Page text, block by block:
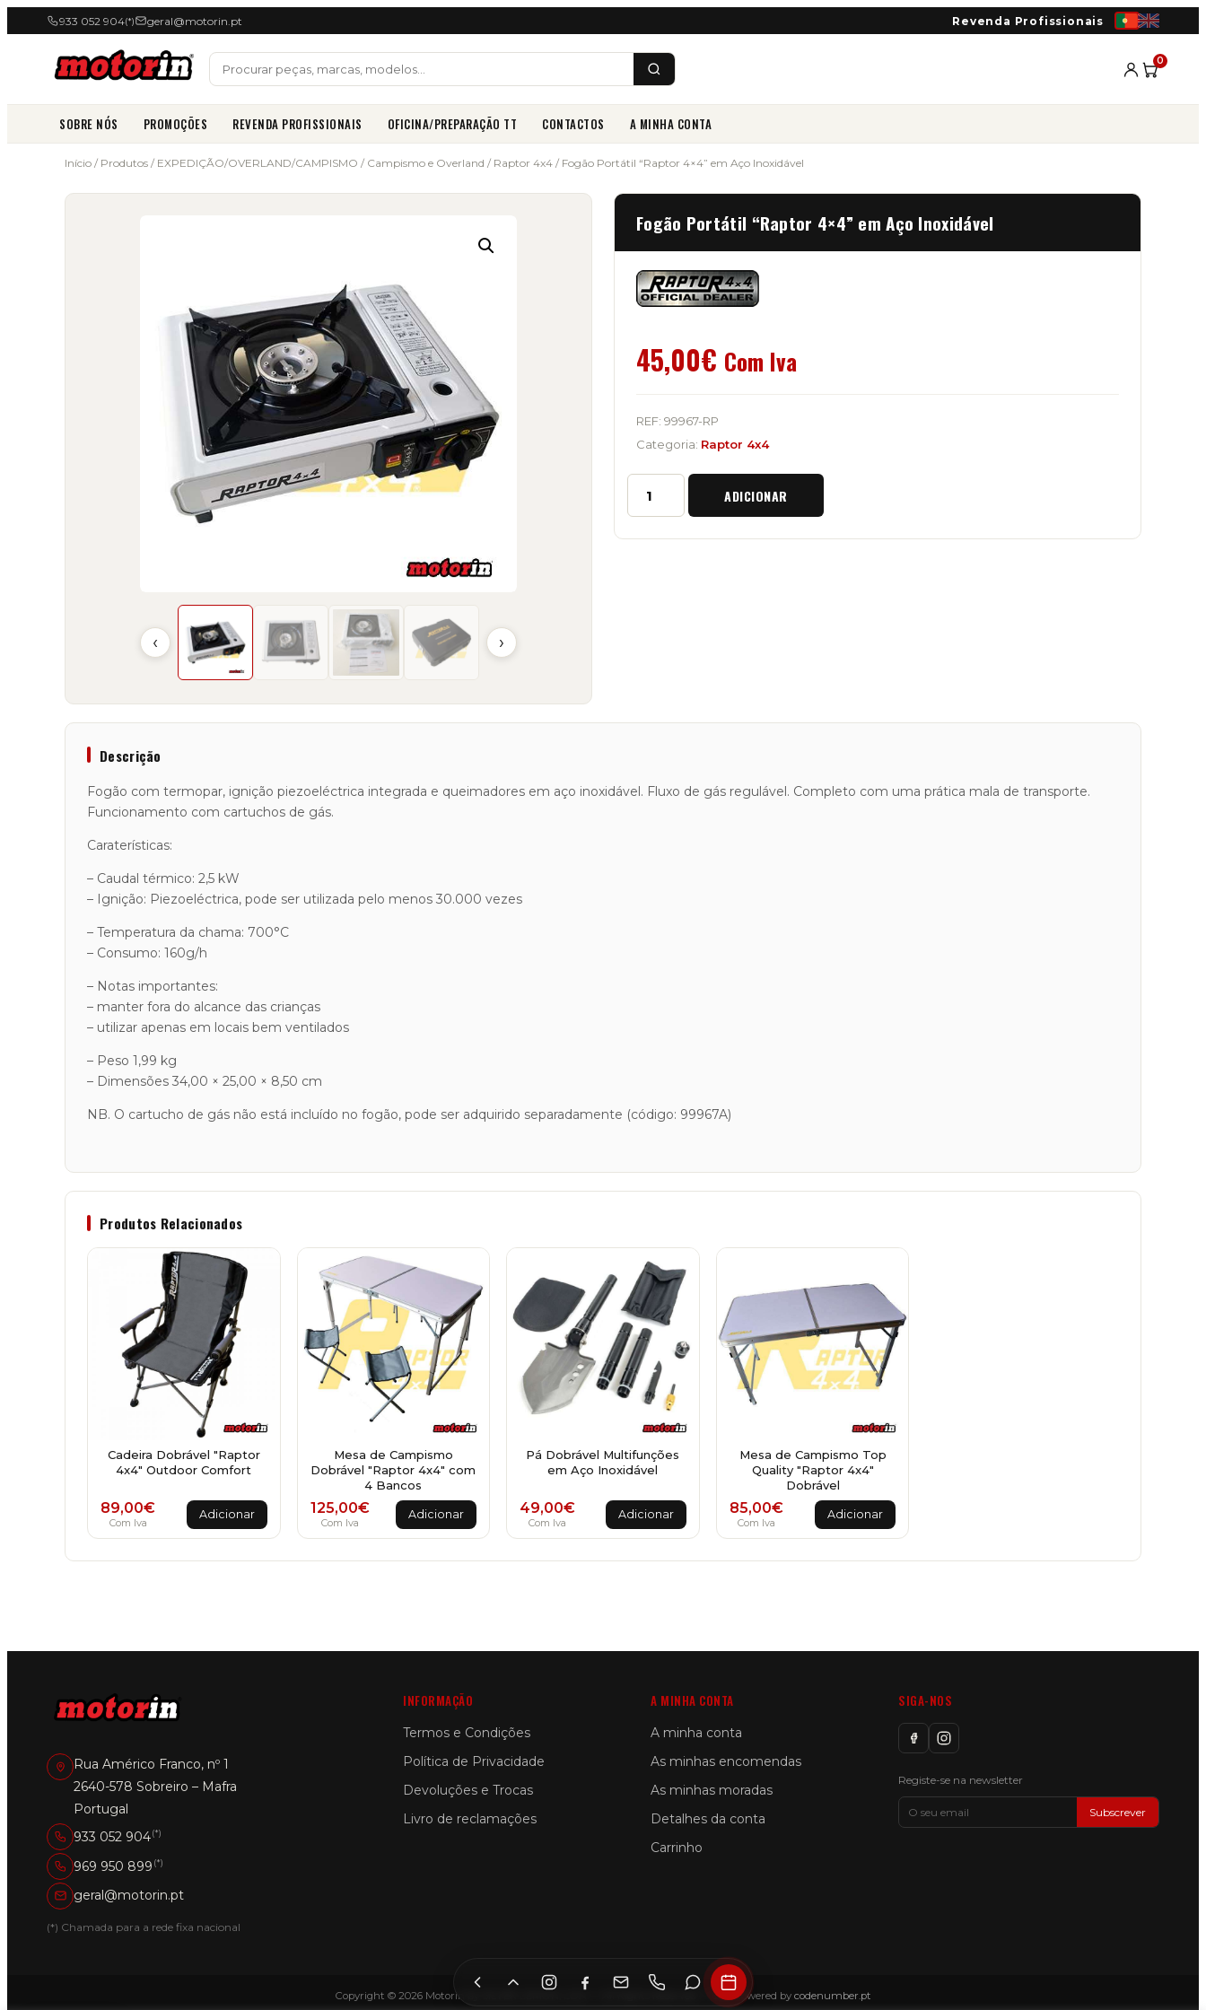
933 052 904(*) geral@motorin.pt Revenda Profissionais
0
SOBRE NÓS PROMOÇÕES REVENDA PROFISSIONAIS OFICINA/PREPARAÇÃO TT CONTACTOS A MINHA CONTA
Início / Produtos / EXPEDIÇÃO/OVERLAND/CAMPISMO / Campismo e Overland / Raptor 4x4 / Fogão Portátil “Raptor 4×4” em Aço Inoxidável
‹ ›
Fogão Portátil “Raptor 4×4” em Aço Inoxidável
45,00€ Com Iva
REF: 99967-RP
Categoria: Raptor 4x4
Quantidade
Fogão
ADICIONAR
Descrição
Fogão com termopar, ignição piezoeléctrica integrada e queimadores em aço inoxidável. Fluxo de gás regulável. Completo com uma prática mala de transporte.
Funcionamento com cartuchos de gás.
Caraterísticas:
– Caudal térmico: 2,5 kW
– Ignição: Piezoeléctrica, pode ser utilizada pelo menos 30.000 vezes
– Temperatura da chama: 700°C
– Consumo: 160g/h
– Notas importantes:
– manter fora do alcance das crianças
– utilizar apenas em locais bem ventilados
– Peso 1,99 kg
– Dimensões 34,00 × 25,00 × 8,50 cm
NB. O cartucho de gás não está incluído no fogão, pode ser adquirido separadamente (código: 99967A)
Produtos Relacionados
Cadeira Dobrável "Raptor
4x4" Outdoor Comfort
89,00€
Com Iva
Adicionar
Mesa de Campismo
Dobrável "Raptor 4x4" com
4 Bancos
125,00€
Com Iva
Adicionar
Pá Dobrável Multifunções
em Aço Inoxidável
49,00€
Com Iva
Adicionar
Mesa de Campismo Top
Quality "Raptor 4x4"
Dobrável
85,00€
Com Iva
Adicionar
Rua Américo Franco, nº 1
2640-578 Sobreiro – Mafra
Portugal
933 052 904(*)
969 950 899 (*)
geral@motorin.pt
(*) Chamada para a rede fixa nacional
INFORMAÇÃO
Termos e Condições
Política de Privacidade
Devoluções e Trocas
Livro de reclamações
A MINHA CONTA
A minha conta
As minhas encomendas
As minhas moradas
Detalhes da conta
Carrinho
SIGA-NOS
Registe-se na newsletter
Subscrever
Copyright © 2026 Motorin by SILVER LEMON, LDA — All Rights Reserved — Site Powered by codenumber.pt